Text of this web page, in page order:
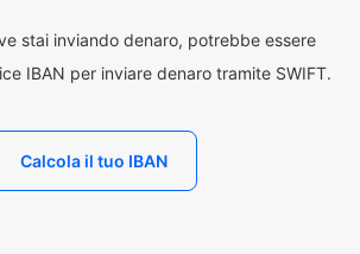
stai inviando denaro, potrebbe essere
IBAN per inviare denaro tramite SWIFT.
Calcola il tuo IBAN